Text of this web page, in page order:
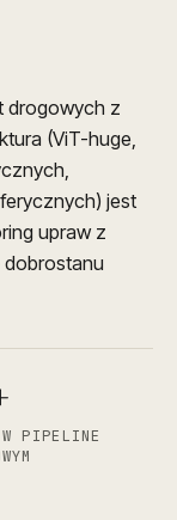
drogowych z
(ViT-huge,
jest
upraw z
W PIPELINE